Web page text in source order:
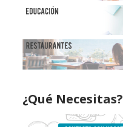
¿Qué Necesitas?